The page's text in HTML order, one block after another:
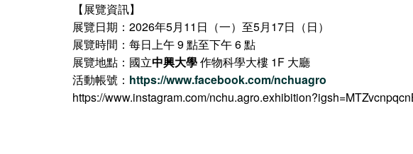
【展覽資訊】
展覽日期：2026年5月11日（一）至5月17日（日）
展覽時間：每日上午 9 點至下午 6 點
展覽地點：國立中興大學作物科學大樓 1F 大廳
活動帳號： https://www.facebook.com/nchuagro
https://www.instagram.com/